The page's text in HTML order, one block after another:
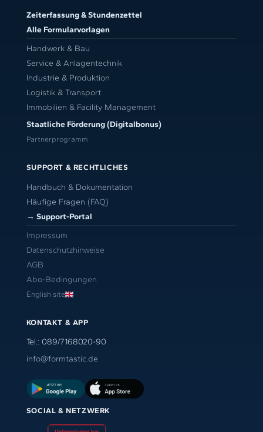
Zeiterfassung & Stundenzettel
Alle Formularvorlagen
Handwerk & Bau
Service & Anlagentechnik
Industrie & Produktion
Logistik & Transport
Immobilien & Facility Management
Staatliche Förderung (Digitalbonus)
Partnerprogramm
SUPPORT & RECHTLICHES
Handbuch & Dokumentation
Häufige Fragen (FAQ)
→ Support-Portal
Impressum
Datenschutzhinweise
AGB
Abo-Bedingungen
English site
KONTAKT & APP
Tel.: 089/7168020-90
info@formtastic.de
SOCIAL & NETZWERK